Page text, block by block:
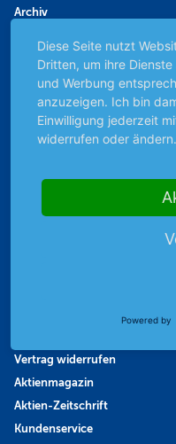
Archiv
Börsengerüchte
Börsengespräche
Börsennews
Favoriten
Themen & Börse
Vertrag widerrufen
Aktienmagazin
Aktien-Zeitschrift
Kundenservice
Diese Seite nutzt
Dritten, um ihre
und Werbung
anzuzeigen. Ich bin
Einwilligung jederzeit
widerrufen oder ändern.
Powered by